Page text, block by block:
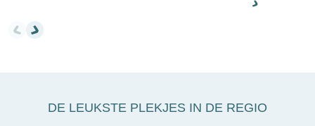
DE LEUKSTE PLEKJES IN DE REGIO